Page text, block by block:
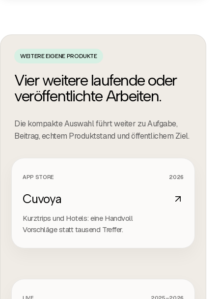
WEITERE EIGENE PRODUKTE
Vier weitere laufende oder
veröffentlichte Arbeiten.
Die kompakte Auswahl führt weiter zu Aufgabe,
Beitrag, echtem Produktstand und öffentlichem Ziel.
PROJEKTFILM
APP STORE 2026
Cuvoya
Kurztrips und Hotels: eine Handvoll
Vorschläge statt tausend Treffer.